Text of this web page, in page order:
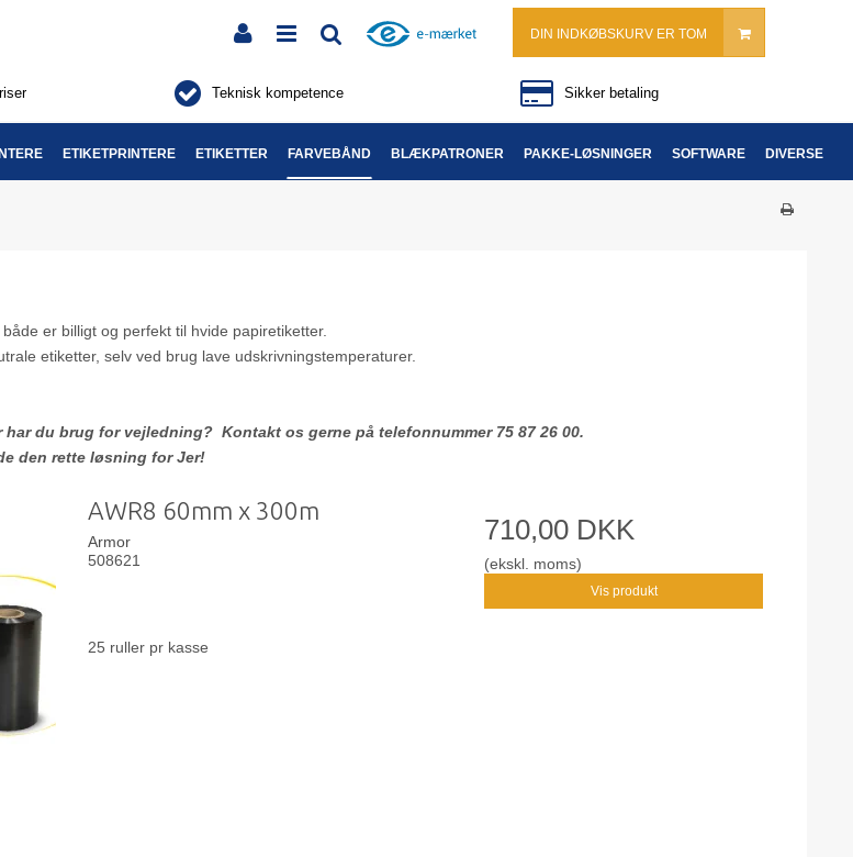
DIN INDKØBSKURV ER TOM
Teknisk kompetence Sikker betaling
ETIKETPRINTERE ETIKETTER FARVEBÅND BLÆKPATRONER PAKKE-LØSNINGER SOFTWARE DIVERSE
er billigt og perfekt til hvide papiretiketter.
etiketter, selv ved brug lave udskrivningstemperaturer.
du brug for vejledning? Kontakt os gerne på telefonnummer 75 87 26 00.
den rette løsning for Jer!
AWR8 60mm x 300m
Armor
508621
25 ruller pr kasse
710,00 DKK
(ekskl. moms)
Vis produkt